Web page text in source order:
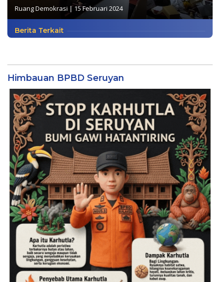
Ruang Demokrasi |15 Februari 2024
Berita Terkait
Himbauan BPBD Seruyan